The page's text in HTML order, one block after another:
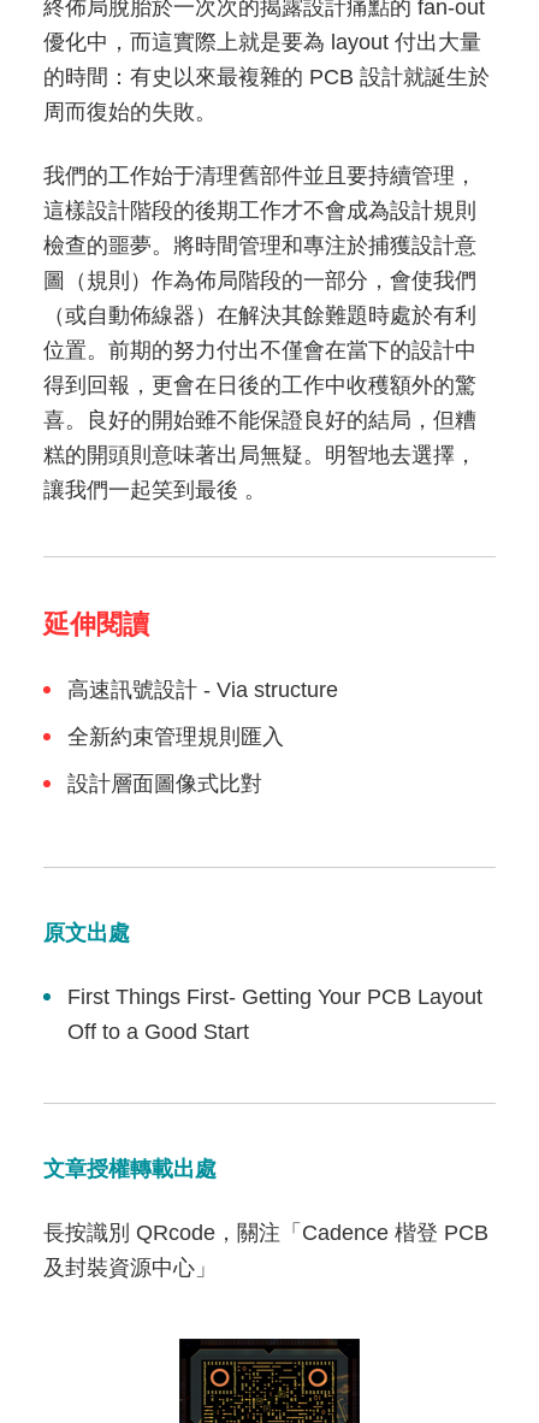
終佈局脫胎於一次次的揭露設計痛點的 fan-out
優化中，而這實際上就是要為 layout 付出大量
的時間：有史以來最複雜的 PCB 設計就誕生於
周而復始的失敗。
我們的工作始于清理舊部件並且要持續管理，
這樣設計階段的後期工作才不會成為設計規則
檢查的噩夢。將時間管理和專注於捕獲設計意
圖（規則）作為佈局階段的一部分，會使我們
（或自動佈線器）在解決其餘難題時處於有利
位置。前期的努力付出不僅會在當下的設計中
得到回報，更會在日後的工作中收穫額外的驚
喜。良好的開始雖不能保證良好的結局，但糟
糕的開頭則意味著出局無疑。明智地去選擇，
讓我們一起笑到最後 。
延伸閱讀
高速訊號設計 - Via structure
全新約束管理規則匯入
設計層面圖像式比對
原文出處
First Things First- Getting Your PCB Layout
Off to a Good Start
文章授權轉載出處
長按識別 QRcode，關注「Cadence 楷登 PCB
及封裝資源中心」